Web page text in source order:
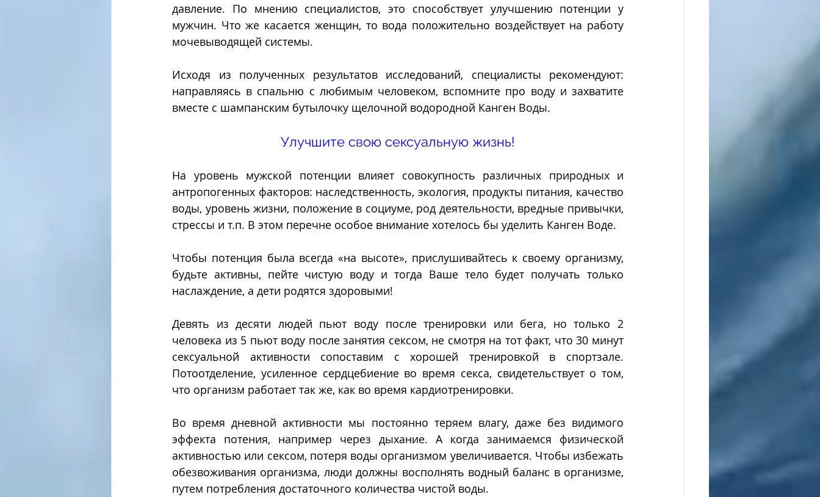
давление. По мнению специалистов, это способствует улучшению потенции у
мужчин. Что же касается женщин, то вода положительно воздействует на работу
мочевыводящей системы.
Исходя из полученных результатов исследований, специалисты рекомендуют:
направляясь в спальню с любимым человеком, вспомните про воду и захватите
вместе с шампанским бутылочку щелочной водородной Канген Воды.
Улучшите свою сексуальную жизнь!
На уровень мужской потенции влияет совокупность различных природных и
антропогенных факторов: наследственность, экология, продукты питания, качество
воды, уровень жизни, положение в социуме, род деятельности, вредные привычки,
стрессы и т.п. В этом перечне особое внимание хотелось бы уделить Канген Воде.
Чтобы потенция была всегда «на высоте», прислушивайтесь к своему организму,
будьте активны, пейте чистую воду и тогда Ваше тело будет получать только
наслаждение, а дети родятся здоровыми!
Девять из десяти людей пьют воду после тренировки или бега, но только 2
человека из 5 пьют воду после занятия сексом, не смотря на тот факт, что 30 минут
сексуальной активности сопоставим с хорошей тренировкой в спортзале.
Потоотделение, усиленное сердцебиение во время секса, свидетельствует о том,
что организм работает так же, как во время кардиотренировки.
Во время дневной активности мы постоянно теряем влагу, даже без видимого
эффекта потения, например через дыхание. А когда занимаемся физической
активностью или сексом, потеря воды организмом увеличивается. Чтобы избежать
обезвоживания организма, люди должны восполнять водный баланс в организме,
путем потребления достаточного количества чистой воды.